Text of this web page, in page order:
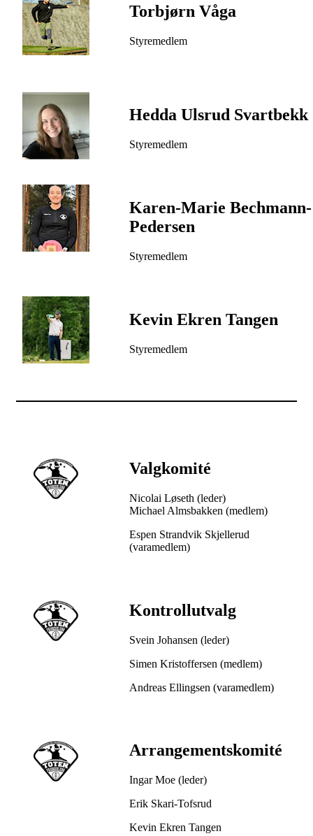
Torbjørn Våga
Styremedlem
Hedda Ulsrud Svartbekk
Styremedlem
Karen-Marie Bechmann-
Pedersen
Styremedlem
Kevin Ekren Tangen
Styremedlem
Valgkomité
Nicolai Løseth (leder)
Michael Almsbakken (medlem)
Espen Strandvik Skjellerud
(varamedlem)
Kontrollutvalg
Svein Johansen (leder)
Simen Kristoffersen (medlem)
Andreas Ellingsen (varamedlem)
Arrangementskomité
Ingar Moe (leder)
Erik Skari-Tofsrud
Kevin Ekren Tangen